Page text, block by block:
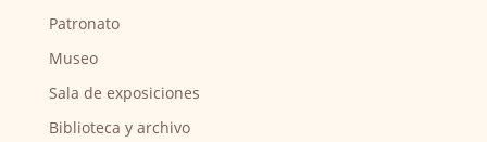
Patronato
Museo
Sala de exposiciones
Biblioteca y archivo